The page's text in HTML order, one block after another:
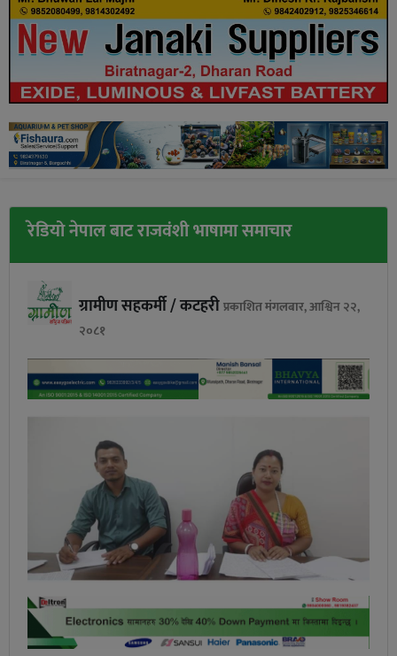
रेडियो नेपाल बाट राजवंशी भाषामा समाचार
ग्रामीण सहकर्मी / कटहरीप्रकाशित मंगलबार, आश्विन २२,
२०८१